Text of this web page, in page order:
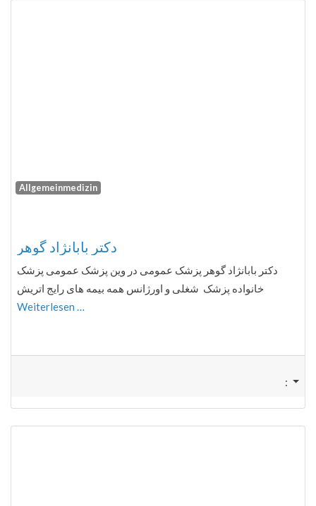
Allgemeinmedizin
دكتر بابانژاد گوهر
دكتر بابانژاد گوهر پزشک عمومی در وین پزشک عمومی پزشک
خانواده پزشک شغلی و اورژانس همه بیمه های رایج اتریش
Weiterlesen …
: